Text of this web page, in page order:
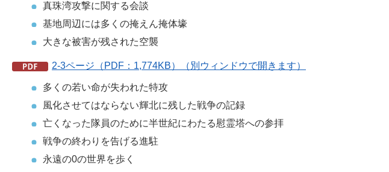
真珠湾攻撃に関する会談
基地周辺には多くの掩えん掩体壕
大きな被害が残された空襲
2-3ページ（PDF：1,774KB）（別ウィンドウで開きます）
多くの若い命が失われた特攻
風化させてはならない輝北に残した戦争の記録
亡くなった隊員のために半世紀にわたる慰霊塔への参拝
戦争の終わりを告げる進駐
永遠の0の世界を歩く